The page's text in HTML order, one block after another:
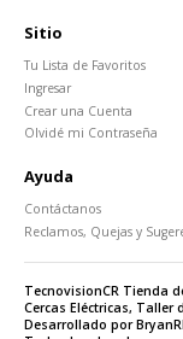
Sitio
Tu Lista de Favoritos
Ingresar
Crear una Cuenta
Olvidé mi Contraseña
Ayuda
Contáctanos
Reclamos, Quejas y
TecnovisionCR Tienda
Cercas Eléctricas, Taller
Desarrollado por